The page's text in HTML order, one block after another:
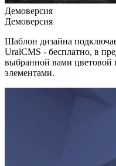
Демоверсия
Демоверсия
Шаблон дизайна
UralCMS - бесплатно, в
выбранной вами цветовой
элементами.